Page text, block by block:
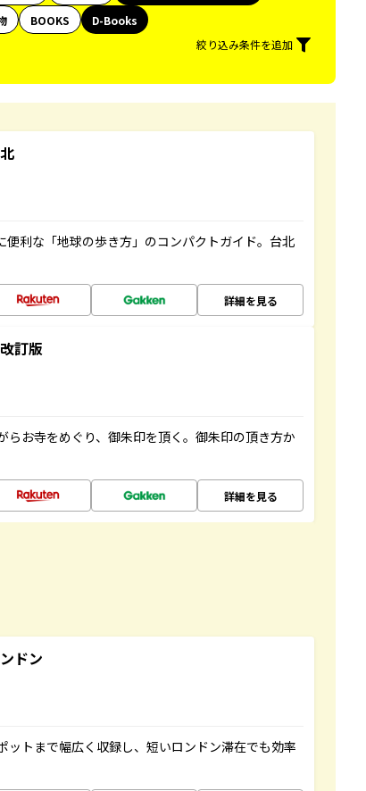
BOOKS
D-Books
絞り込み条件を追加
便利な「地球の歩き方」のコンパクトガイド。台北
詳細を見る
訂版
お寺をめぐり、御朱印を頂く。御朱印の頂き方か
詳細を見る
ドン
ットまで幅広く収録し、短いロンドン滞在でも効率